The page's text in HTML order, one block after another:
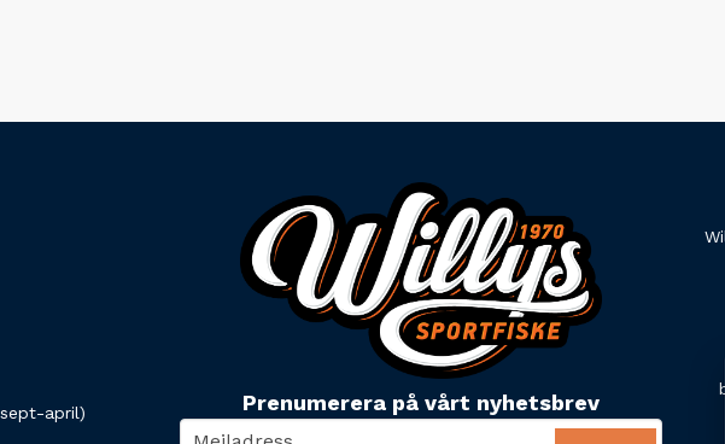
april)
Prenumerera på vårt nyhetsbrev
email